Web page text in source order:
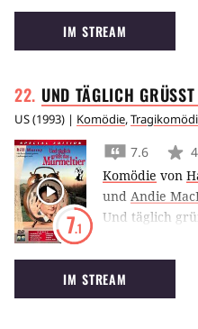
Waffenhändler
schmuggeln –
komplizierter
IM STREAM
UND TÄGLICH
US(1993) | Komödie,
7.1
7.6
Komödie von
und Andie
Und täglich
mürrische
langweiliges
einer
IM STREAM